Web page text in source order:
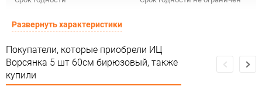
Страна изготовителя
Предназначение товара Для декора и флористики
Сертификация Не подлежит сертификации
Развернуть характеристики
Покупатели, которые приобрели ИЦ
Ворсянка 5 шт 60см бирюзовый, также
купили